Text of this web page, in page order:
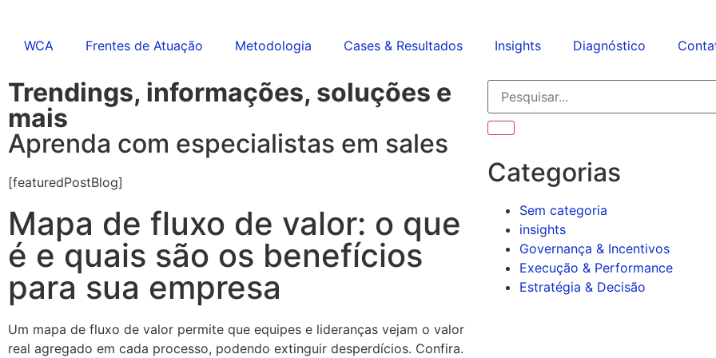
WCA Frentes de Atuação Metodologia Cases & Resultados Insights Diagnóstico
Trendings, informações, soluções e
mais
Aprenda com especialistas em sales
[featuredPostBlog]
Mapa de fluxo de valor: o que
é e quais são os benefícios
para sua empresa
Um mapa de fluxo de valor permite que equipes e lideranças vejam o valor
real agregado em cada processo, podendo extinguir desperdícios. Confira.
Categorias
Sem categoria
insights
Governança & Incentivos
Execução & Performance
Estratégia & Decisão